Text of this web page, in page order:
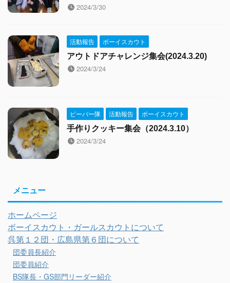
2024/3/30
活動報告
ボーイスカウト
アウトドアチャレンジ集会(2024.3.20)
2024/3/24
ビーバー隊 活動報告
ボーイスカウト
手作りクッキー集会（2024.3.10）
2024/3/24
メニュー
ホームページ
ボーイスカウト・ガールスカウトについて
呉第１２団・広島県第６団について
団委員長紹介
団委員紹介
BS隊長・GS部門リーダー紹介